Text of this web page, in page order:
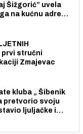
Šižgorić” uvela
na kućnu adresu
prvi stručni
Zmajevac
kluba „ Šibenik
pretvorio svoju
ljuljačke i